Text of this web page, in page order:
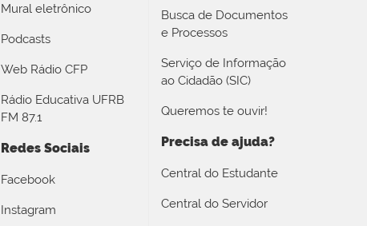
Mural eletrônico
Podcasts
Web Rádio CFP
Rádio Educativa UFRB
FM 87.1
Redes Sociais
Facebook
Instagram
Busca de Documentos
e Processos
Serviço de Informação
ao Cidadão (SIC)
Queremos te ouvir!
Precisa de ajuda?
Central do Estudante
Central do Servidor